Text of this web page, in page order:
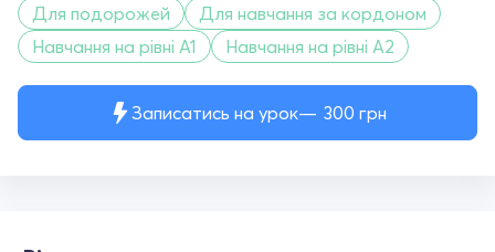
Записатись на урок 300 грн
Для подорожей
Для навчання за кордоном
Навчання на рівні A1
Навчання на рівні A2